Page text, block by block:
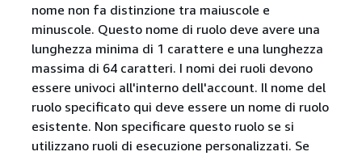
nome non fa distinzione tra maiuscole e
minuscole. Questo nome di ruolo deve avere una
lunghezza minima di 1 carattere e una lunghezza
massima di 64 caratteri. I nomi dei ruoli devono
essere univoci all'interno dell'account. Il nome del
ruolo specificato qui deve essere un nome di ruolo
esistente. Non specificare questo ruolo se si
utilizzano ruoli di esecuzione personalizzati. Se